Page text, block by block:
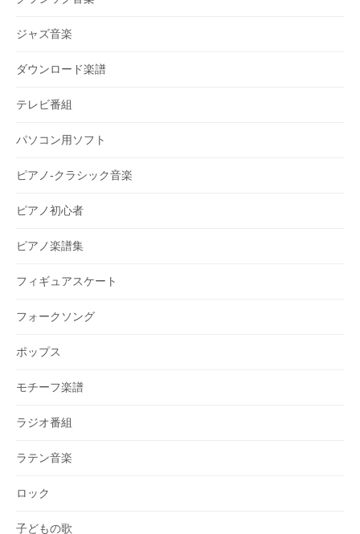
ジャズ音楽
ダウンロード楽譜
テレビ番組
パソコン用ソフト
ピアノ-クラシック音楽
ピアノ初心者
ピアノ楽譜集
フィギュアスケート
フォークソング
ポップス
モチーフ楽譜
ラジオ番組
ラテン音楽
ロック
子どもの歌